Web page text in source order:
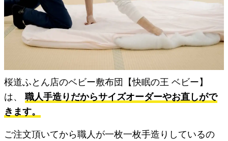
桜道ふとん店のベビー敷布団【快眠の王 ベビー】
は、職人手造りだからサイズオーダーやお直しがで
きます。
ご注文頂いてから職人が一枚一枚手造りしているの